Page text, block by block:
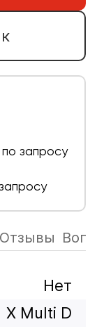
запросу
Отзывы
Нет
X Multi D